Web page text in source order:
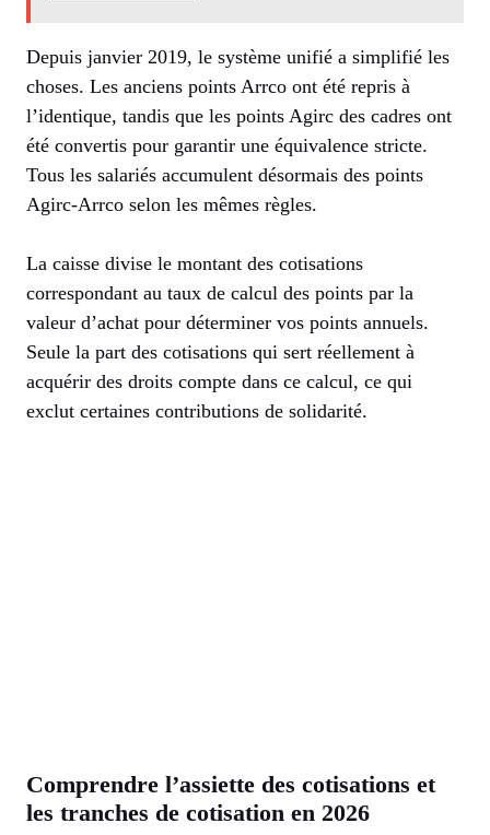
Depuis janvier 2019, le système unifié a simplifié les
choses. Les anciens points Arrco ont été repris à
l’identique, tandis que les points Agirc des cadres ont
été convertis pour garantir une équivalence stricte.
Tous les salariés accumulent désormais des points
Agirc-Arrco selon les mêmes règles.
La caisse divise le montant des cotisations
correspondant au taux de calcul des points par la
valeur d’achat pour déterminer vos points annuels.
Seule la part des cotisations qui sert réellement à
acquérir des droits compte dans ce calcul, ce qui
exclut certaines contributions de solidarité.
Comprendre l’assiette des cotisations et
les tranches de cotisation en 2026